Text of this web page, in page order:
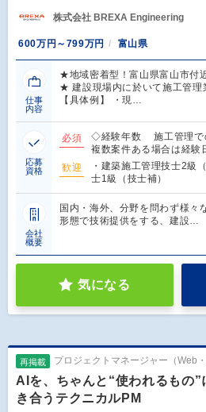
株式会社 BREXA Engineering
600万円～799万円 富山県
仕事
内容
★地域密着型！富山県富山市付
★ 建設現場内に於いて施工管理
【具体例】 ・現…
応募
資格
必須
◇経験年数 施工管理
複数案件ある場合は経
歓迎
・建築施工管理技士2級
士1級（技士補）
会社
概要
国内・海外、分野を問わず様々
形態で技術提供をする、建設…
気になる
再掲載 プロジェクトマネージャー（Web・
AIを、ちゃんと“使われるもの”
き合うテクニカルPM